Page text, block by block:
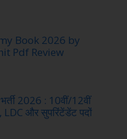
Book 2026 by
Pdf Review
2026 : 10वीं/12वीं
LDC और सुपरिंटेंडेंट पदों